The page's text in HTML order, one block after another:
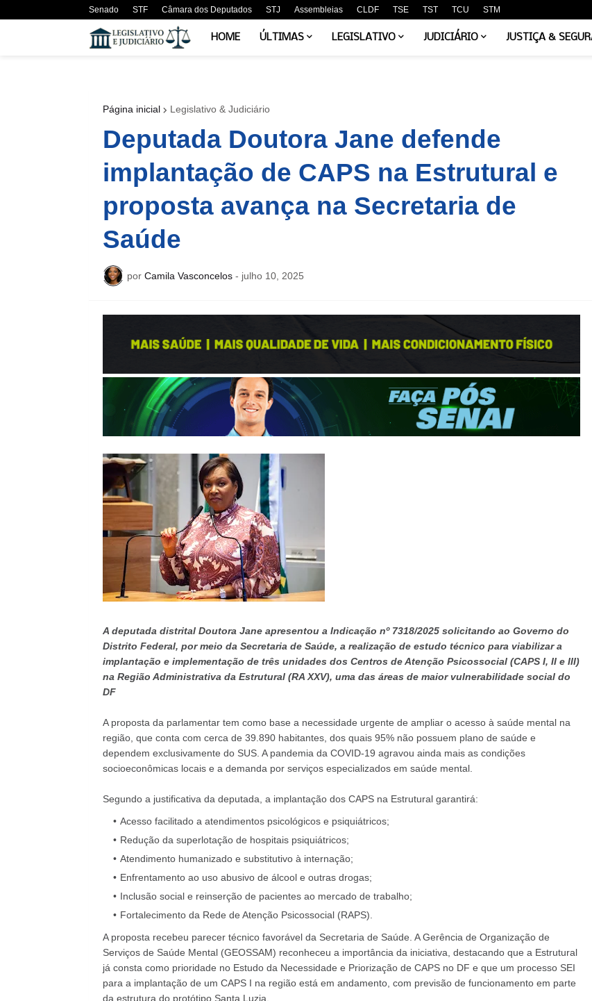
Senado STF Câmara dos Deputados STJ Assembleias CLDF TSE TST TCU STM
HOME ÚLTIMAS LEGISLATIVO JUDICIÁRIO JUSTIÇA &
Página inicial Legislativo & Judiciário
Deputada Doutora Jane defende
implantação de CAPS na Estrutural e
proposta avança na Secretaria de
Saúde
por Camila Vasconcelos - julho 10, 2025
A deputada distrital Doutora Jane apresentou a Indicação nº 7318/2025 solicitando ao Governo do
Distrito Federal, por meio da Secretaria de Saúde, a realização de estudo técnico para viabilizar a
implantação e implementação de três unidades dos Centros de Atenção Psicossocial (CAPS I, II e III)
na Região Administrativa da Estrutural (RA XXV), uma das áreas de maior vulnerabilidade social do
DF
A proposta da parlamentar tem como base a necessidade urgente de ampliar o acesso à saúde mental na
região, que conta com cerca de 39.890 habitantes, dos quais 95% não possuem plano de saúde e
dependem exclusivamente do SUS. A pandemia da COVID-19 agravou ainda mais as condições
socioeconômicas locais e a demanda por serviços especializados em saúde mental.
Segundo a justificativa da deputada, a implantação dos CAPS na Estrutural garantirá:
Acesso facilitado a atendimentos psicológicos e psiquiátricos;
Redução da superlotação de hospitais psiquiátricos;
Atendimento humanizado e substitutivo à internação;
Enfrentamento ao uso abusivo de álcool e outras drogas;
Inclusão social e reinserção de pacientes ao mercado de trabalho;
Fortalecimento da Rede de Atenção Psicossocial (RAPS).
A proposta recebeu parecer técnico favorável da Secretaria de Saúde. A Gerência de Organização de
Serviços de Saúde Mental (GEOSSAM) reconheceu a importância da iniciativa, destacando que a Estrutural
já consta como prioridade no Estudo da Necessidade e Priorização de CAPS no DF e que um processo SEI
para a implantação de um CAPS I na região está em andamento, com previsão de funcionamento em parte
da estrutura do protótipo Santa Luzia.